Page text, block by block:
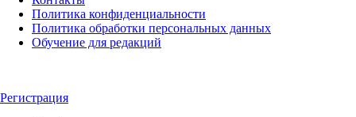
Политика конфиденциальности
Политика обработки персональных данных
Обучение для редакций
Регистрация